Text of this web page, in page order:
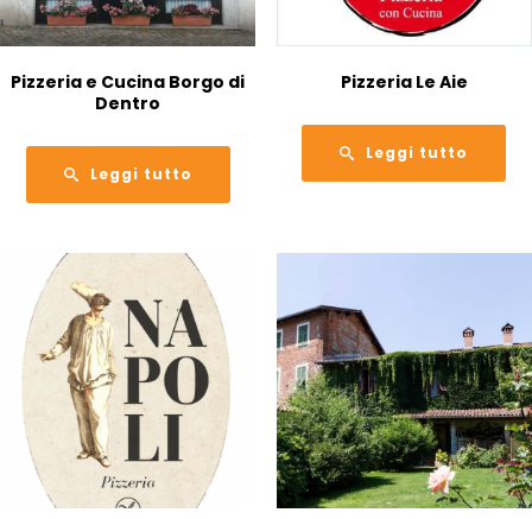
Pizzeria e Cucina Borgo di
Dentro
Leggi tutto
Pizzeria Le Aie
Leggi tutto